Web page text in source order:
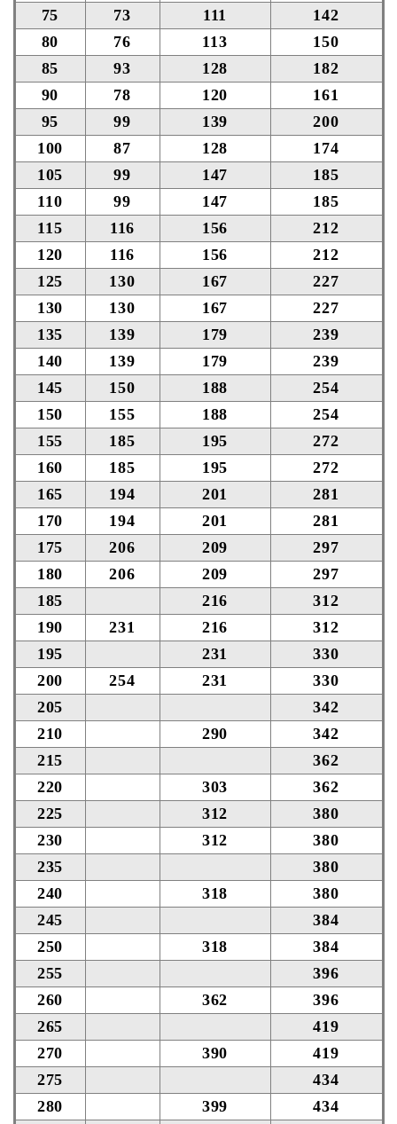
75
73 111
142
80
76 113
150
85
93 128
182
90
78 120
161
95
99 139
200
100
87 128
174
105
99 147
185
110
99 147
185
115
116 156
212
120
116 156
212
125
130 167
227
130
130 167
227
135
139 179
239
140
139 179
239
145
150 188
254
150
155 188
254
155
185 195
272
160
185 195
272
165
194 201
281
170
194 201
281
175
206 209
297
180
206 209
297
185
216
312
190
231 216
312
195
231
330
200
254 231
330
205
342
210
290
342
215
362
220
303
362
225
312
380
230
312
380
235
380
240
318
380
245
384
250
318
384
255
396
260
362
396
265
419
270
390
419
275
434
280
399 434